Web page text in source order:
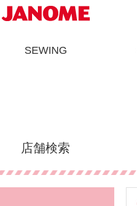
SEWING
店舗検索